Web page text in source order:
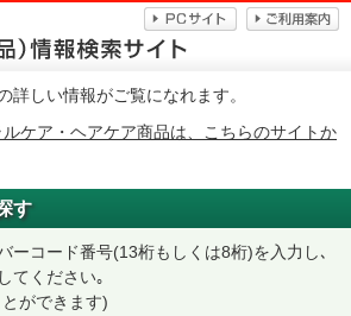
詳しい情報がご覧になれます。
ケア・ヘアケア商品は、こちらのサイトか
す
ーコード番号(13桁もしくは8桁)を入力し､
てください｡
ができます)